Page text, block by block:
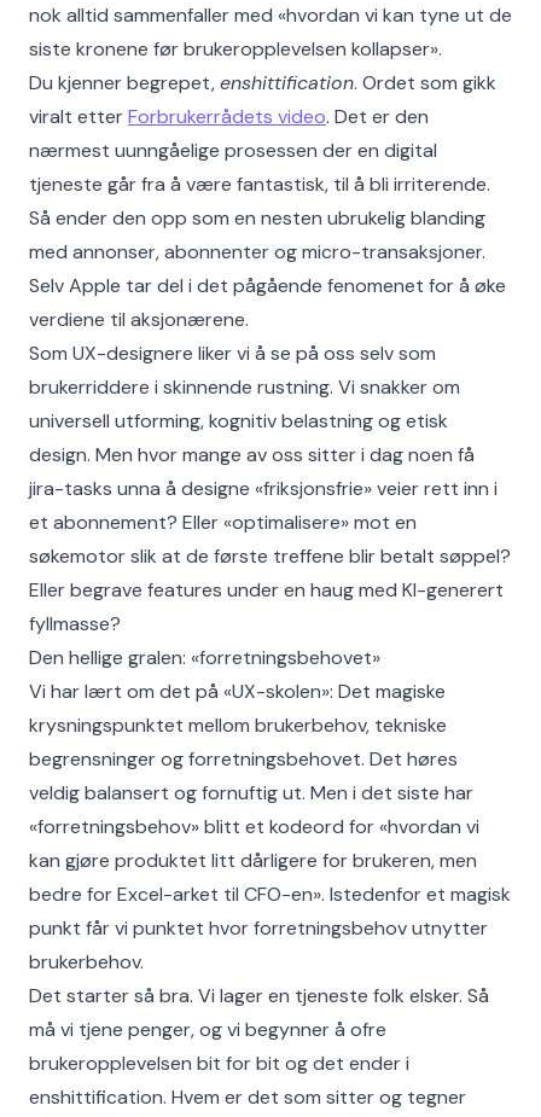
nok alltid sammenfaller med «hvordan vi kan tyne ut de
siste kronene før brukeropplevelsen kollapser».
Du kjenner begrepet,enshittification. Ordet som gikk
viralt etterForbrukerrådets video. Det er den
nærmest uunngåelige prosessen der en digital
tjeneste går fra å være fantastisk, til å bli irriterende.
Så ender den opp som en nesten ubrukelig blanding
med annonser, abonnenter og micro-transaksjoner.
Selv Apple tar del i det pågående fenomenet for å øke
verdiene til aksjonærene.
Som UX-designere liker vi å se på oss selv som
brukerriddere i skinnende rustning. Vi snakker om
universell utforming, kognitiv belastning og etisk
design. Men hvor mange av oss sitter i dag noen få
jira-tasks unna å designe «friksjonsfrie» veier rett inn i
et abonnement? Eller «optimalisere» mot en
søkemotor slik at de første treffene blir betalt søppel?
Eller begrave features under en haug med KI-generert
fyllmasse?
Den hellige gralen: «forretningsbehovet»
Vi har lært om det på «UX-skolen»: Det magiske
krysningspunktet mellom brukerbehov, tekniske
begrensninger og forretningsbehovet. Det høres
veldig balansert og fornuftig ut. Men i det siste har
«forretningsbehov» blitt et kodeord for «hvordan vi
kan gjøre produktet litt dårligere for brukeren, men
bedre for Excel-arket til CFO-en». Istedenfor et magisk
punkt får vi punktet hvor forretningsbehov utnytter
brukerbehov.
Det starter så bra. Vi lager en tjeneste folk elsker. Så
må vi tjene penger, og vi begynner å ofre
brukeropplevelsen bit for bit og det ender i
enshittification. Hvem er det som sitter og tegner